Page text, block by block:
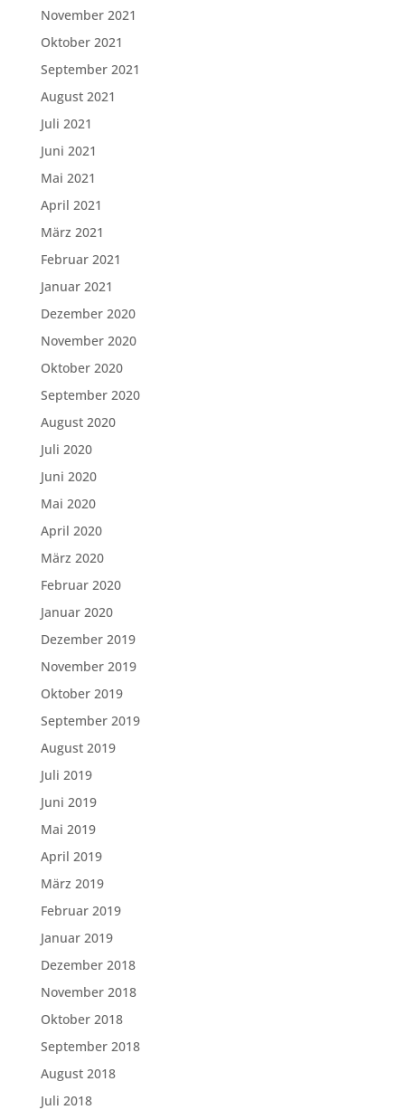
November 2021
Oktober 2021
September 2021
August 2021
Juli 2021
Juni 2021
Mai 2021
April 2021
März 2021
Februar 2021
Januar 2021
Dezember 2020
November 2020
Oktober 2020
September 2020
August 2020
Juli 2020
Juni 2020
Mai 2020
April 2020
März 2020
Februar 2020
Januar 2020
Dezember 2019
November 2019
Oktober 2019
September 2019
August 2019
Juli 2019
Juni 2019
Mai 2019
April 2019
März 2019
Februar 2019
Januar 2019
Dezember 2018
November 2018
Oktober 2018
September 2018
August 2018
Juli 2018